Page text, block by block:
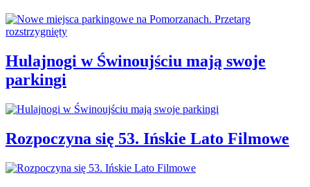
Hulajnogi w Świnoujściu mają swoje
parkingi
Rozpoczyna się 53. Ińskie Lato Filmowe